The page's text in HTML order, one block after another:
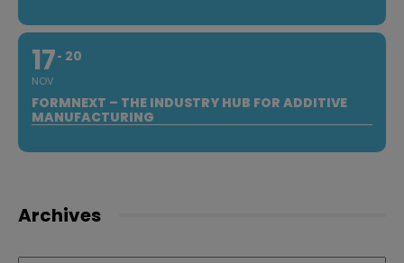
17
NOV
20
FORMNEXT – THE INDUSTRY HUB FOR ADDITIVE
MANUFACTURING
Archives
Archives